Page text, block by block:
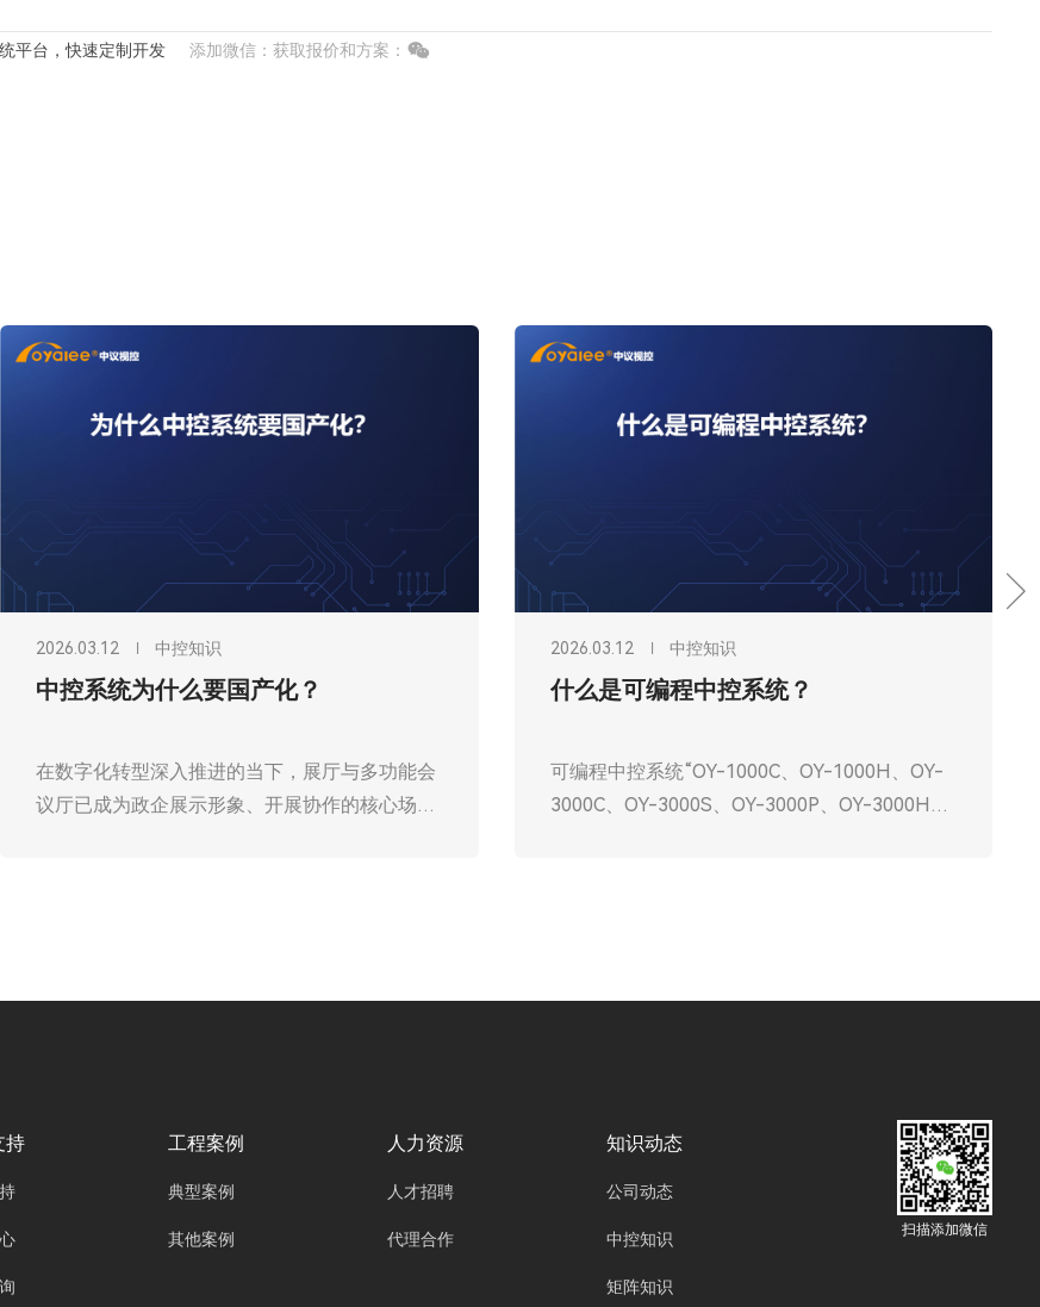
平台，快速定制开发 添加微信：获取报价和方案：
2026.03.12 中控知识
中控系统为什么要国产化？
在数字化转型深入推进的当下，展厅与多功能会
议厅已成为政企展示形象、开展协作的核心场
到生态协同的长远价值，国产化中控系统正以全
2026.03.12 中控知识
什么是可编程中控系统？
可编程中控系统“OY-1000C、OY-1000H、OY-
3000C、OY-3000S、OY-3000P、OY-3000H、
光、音视频、空调、安防等）整合在统一操作界
制逻辑可根据需求灵活定义与调整，既能一键开
启“会议模式”，也能适配工业产线的复杂时序，
是数字化转型的战略性基础设施。
持 工程案例
典型案例
其他案例
人力资源
人才招聘
代理合作
知识动态
公司动态
中控知识
矩阵知识
扫描添加微信